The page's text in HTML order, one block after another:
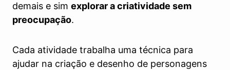
demais e sim explorar a criatividade sem
preocupação.
Cada atividade trabalha uma técnica para
ajudar na criação e desenho de personagens